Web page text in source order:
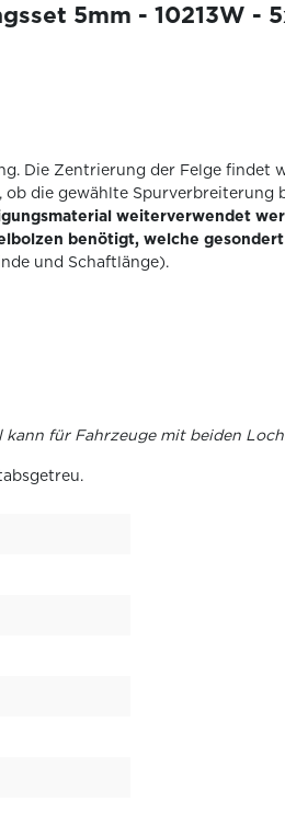
5mm - 10213W -
Die Zentrierung der Felge
die gewählte Spurverbreiterung
weiterverwendet
benötigt, welche
und Schaftlänge).
für Fahrzeuge mit beiden